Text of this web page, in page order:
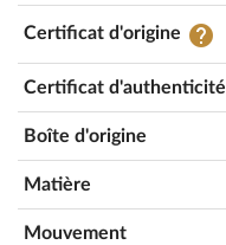
Certificat d'origine help
Certificat d'authenticité
Boîte d'origine
Matière
Mouvement